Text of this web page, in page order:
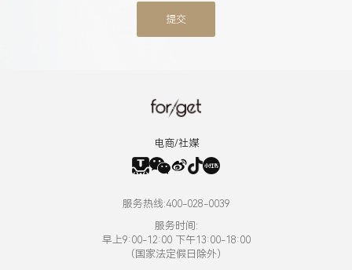
提交
电商/社媒
服务热线:400-028-0039
服务时间:
早上9:00-12:00 下午13:00-18:00
（国家法定假日除外）